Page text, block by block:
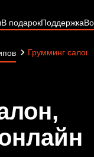
В подарокПоддержка
Грумминг салон